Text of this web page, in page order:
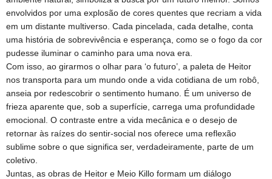
envolvidos por uma explosão de cores quentes que recriam a vida
em um distante multiverso. Cada pincelada, cada detalhe, conta
uma história de sobrevivência e esperança, como se o fogo da cor
pudesse iluminar o caminho para uma nova era.
Com isso, ao girarmos o olhar para ‘o futuro’, a paleta de Heitor
nos transporta para um mundo onde a vida cotidiana de um robô,
anseia por redescobrir o sentimento humano. É um universo de
frieza aparente que, sob a superfície, carrega uma profundidade
emocional. O contraste entre a vida mecânica e o desejo de
retornar às raízes do sentir-social nos oferece uma reflexão
sublime sobre o que significa ser, verdadeiramente, parte de um
coletivo.
Juntas, as obras de Heitor e Meio Killo formam um diálogo